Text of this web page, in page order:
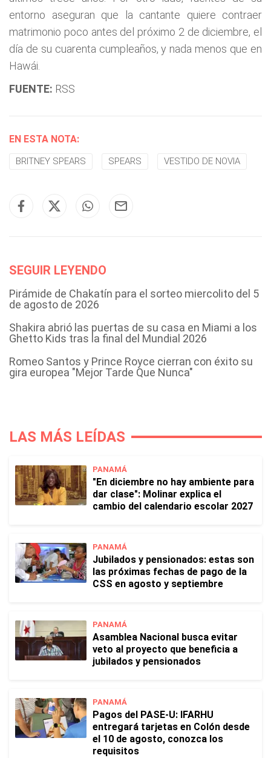
entorno aseguran que la cantante quiere contraer
matrimonio poco antes del próximo 2 de diciembre, el
día de su cuarenta cumpleaños, y nada menos que en
Hawái.
FUENTE: RSS
EN ESTA NOTA:
BRITNEY SPEARS SPEARS VESTIDO DE NOVIA
SEGUIR LEYENDO
Pirámide de Chakatín para el sorteo miercolito del 5
de agosto de 2026
Shakira abrió las puertas de su casa en Miami a los
Ghetto Kids tras la final del Mundial 2026
Romeo Santos y Prince Royce cierran con éxito su
gira europea "Mejor Tarde Que Nunca"
LAS MÁS LEÍDAS
PANAMÁ
"En diciembre no hay ambiente para
dar clase": Molinar explica el
cambio del calendario escolar 2027
PANAMÁ
Jubilados y pensionados: estas son
las próximas fechas de pago de la
CSS en agosto y septiembre
PANAMÁ
Asamblea Nacional busca evitar
veto al proyecto que beneficia a
jubilados y pensionados
PANAMÁ
Pagos del PASE-U: IFARHU
entregará tarjetas en Colón desde
el 10 de agosto, conozca los
requisitos